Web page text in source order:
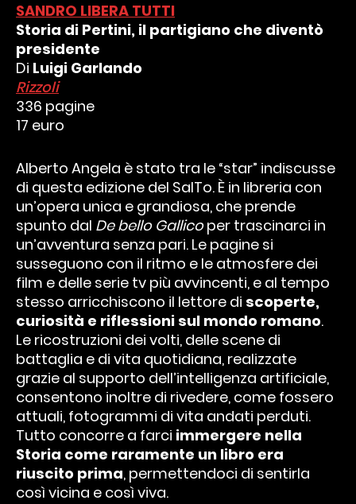
SANDRO LIBERA TUTTI
Storia di Pertini, il partigiano che diventò
presidente
Di Luigi Garlando
Rizzoli
336 pagine
17 euro
Alberto Angela è stato tra le “star” indiscusse
di questa edizione del SalTo. È in libreria con
un’opera unica e grandiosa, che prende
spunto dal De bello Gallicoper trascinarci in
un’avventura senza pari. Le pagine si
susseguono con il ritmo e le atmosfere dei
film e delle serie tv più avvincenti, e al tempo
stesso arricchiscono il lettore di scoperte,
curiosità e riflessioni sul mondo romano.
Le ricostruzioni dei volti, delle scene di
battaglia e di vita quotidiana, realizzate
grazie al supporto dell’intelligenza artificiale,
consentono inoltre di rivedere, come fossero
attuali, fotogrammi di vita andati perduti.
Tutto concorre a farci immergere nella
Storia come raramente un libro era
riuscito prima, permettendoci di sentirla
così vicina e così viva.